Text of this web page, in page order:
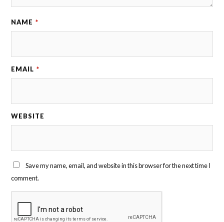
NAME *
EMAIL *
WEBSITE
Save my name, email, and website in this browser for the next time I
comment.